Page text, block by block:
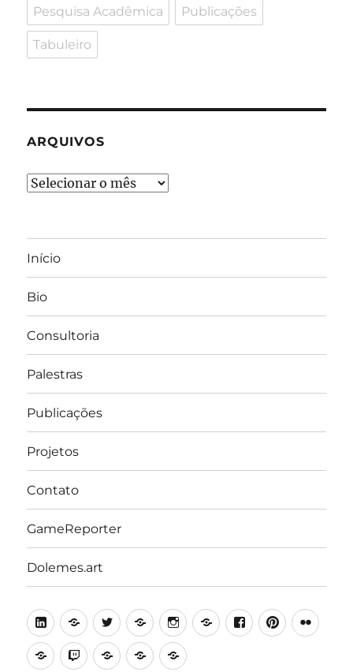
Pesquisa Acadêmica Publicações
Tabuleiro
ARQUIVOS
Arquivos
Início
Bio
Consultoria
Palestras
Publicações
Projetos
Contato
GameReporter
Dolemes.art
LinkedIn
LattesTwitterMediumInstagram
BehanceFacebook
PinterestFlickr
Academia.edu
TwitchMinecraft
SteamItch.io